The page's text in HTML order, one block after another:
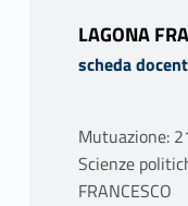
LAGONA
scheda
Mutuazione:
Scienze
FRANCESCO